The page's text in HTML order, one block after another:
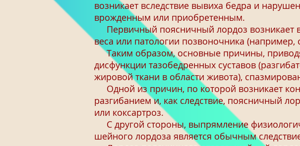
возникает вследствие вывиха бедра и
врожденным или приобретенным.
Первичный поясничный лордоз возникает
веса или патологии позвоночника
Таким образом, основные причины,
дисфункции тазобедренных суставов
жировой ткани в области живота),
Одной из причин, по которой возникает
разгибанием и, как следствие, поясничный
или коксартроз.
С другой стороны, выпрямление
шейного лордоза является обычным